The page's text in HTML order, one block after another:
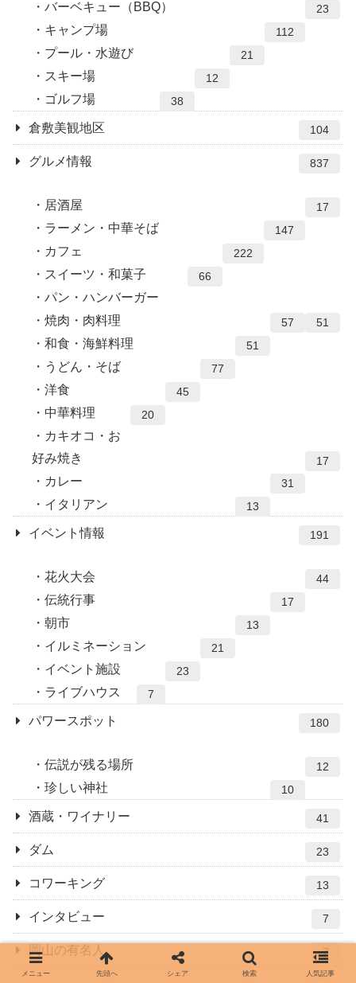
バーベキュー（BBQ） 23
キャンプ場 112
プール・水遊び 21
スキー場 12
ゴルフ場 38
倉敷美観地区 104
グルメ情報 837
居酒屋 17
ラーメン・中華そば 147
カフェ 222
スイーツ・和菓子 66
パン・ハンバーガー
51
焼肉・肉料理 57
和食・海鮮料理 51
うどん・そば 77
洋食 45
中華料理 20
カキオコ・お
好み焼き
17
カレー 31
イタリアン 13
イベント情報 191
花火大会 44
伝統行事 17
朝市 13
イルミネーション 21
イベント施設 23
ライブハウス 7
パワースポット 180
伝説が残る場所 12
珍しい神社 10
酒蔵・ワイナリー 41
ダム 23
コワーキング 13
インタビュー 7
岡山の有名人 7
メニュー 先頭へ シェア 検索 人気記事